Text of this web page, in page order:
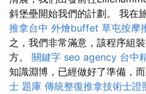
斜堡壘開始我們的計劃。 我在
推拿台中 外燴buffet 草屯按摩
之，我們非常滿意，該程序組
方。 關鍵字 seo agency 台中
知識淵博，已經做好了準備，
士 題庫 傳統整復推拿技術士